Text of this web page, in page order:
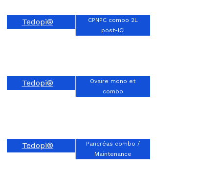
Tedopi®
CPNPC combo 2L
post-ICI
Tedopi®
Ovaire mono et
combo
Tedopi®
Pancréas combo /
Maintenance